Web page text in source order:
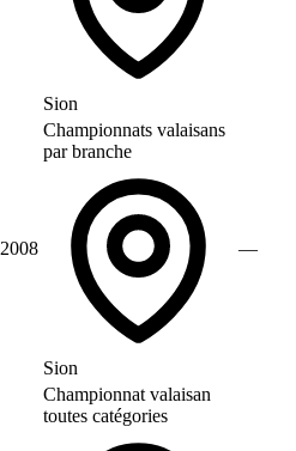
Sion
2008
Championnats valaisans
par branche
Sion
—
Championnat valaisan
toutes catégories